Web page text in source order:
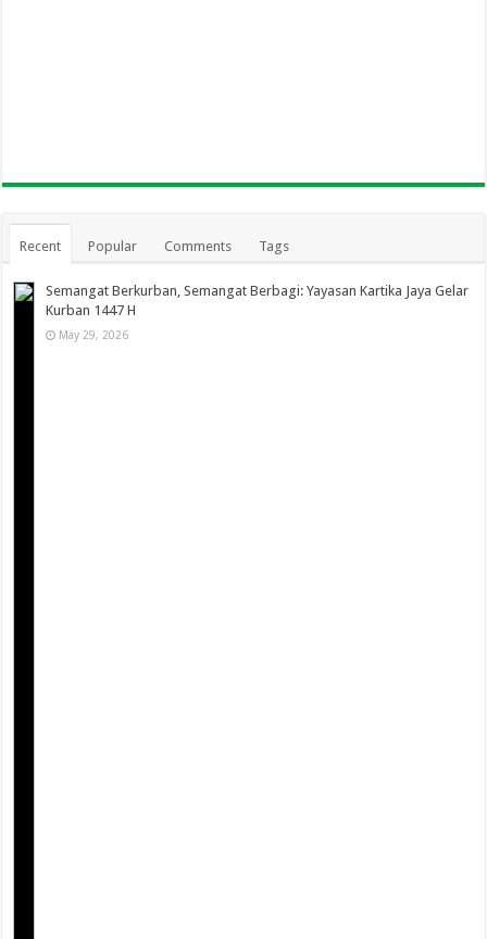
Recent Popular Comments Tags
Semangat Berkurban, Semangat Berbagi: Yayasan Kartika Jaya Gelar
Kurban 1447 H
May 29, 2026